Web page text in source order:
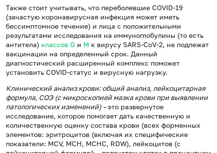
Также стоит учитывать, что переболевшие COVID-19
(зачастую коронавирусная инфекция может иметь
бессимптомное течение) и лица с положительными
результатами исследования на иммуноглобулины (то есть
антитела) классов G и M к вирусу SARS-CoV-2, не подлежат
вакцинации на определенный срок. Данный
диагностический расширенный комплекс поможет
установить COVID-статус и вирусную нагрузку.
Клинический анализ крови: общий анализ, лейкоцитарная
формула, СОЭ (с микроскопией мазка крови при выявлении
патологических изменений) –это развернутое
исследование, которое помогает дать качественную и
количественную оценку состава крови (всех форменных
элементов: эритроцитов (включая их специфические
показатели: MCV, MCH, MCHC, RDW), лейкоцитов (с